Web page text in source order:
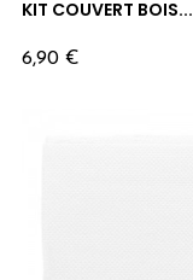
KIT COUVERT BOIS...
Prix
6,90 €